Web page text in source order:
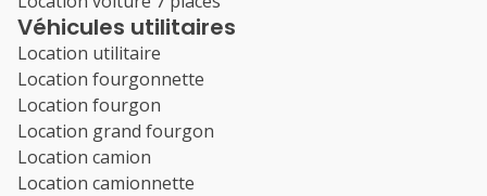
Véhicules utilitaires
Location utilitaire
Location fourgonnette
Location fourgon
Location grand fourgon
Location camion
Location camionnette